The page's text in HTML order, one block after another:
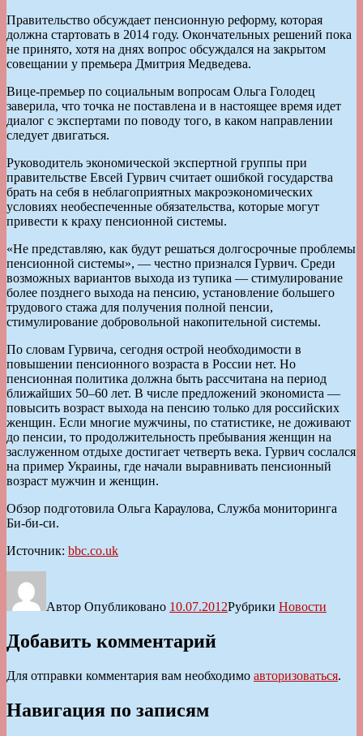
Правительство обсуждает пенсионную реформу, которая
должна стартовать в 2014 году. Окончательных решений пока
не принято, хотя на днях вопрос обсуждался на закрытом
совещании у премьера Дмитрия Медведева.
Вице-премьер по социальным вопросам Ольга Голодец
заверила, что точка не поставлена и в настоящее время идет
диалог с экспертами по поводу того, в каком направлении
следует двигаться.
Руководитель экономической экспертной группы при
правительстве Евсей Гурвич считает ошибкой государства
брать на себя в неблагоприятных макроэкономических
условиях необеспеченные обязательства, которые могут
привести к краху пенсионной системы.
«Не представляю, как будут решаться долгосрочные проблемы
пенсионной системы», — честно признался Гурвич. Среди
возможных вариантов выхода из тупика — стимулирование
более позднего выхода на пенсию, установление большего
трудового стажа для получения полной пенсии,
стимулирование добровольной накопительной системы.
По словам Гурвича, сегодня острой необходимости в
повышении пенсионного возраста в России нет. Но
пенсионная политика должна быть рассчитана на период
ближайших 50–60 лет. В числе предложений экономиста —
повысить возраст выхода на пенсию только для российских
женщин. Если многие мужчины, по статистике, не доживают
до пенсии, то продолжительность пребывания женщин на
заслуженном отдыхе достигает четверть века. Гурвич сослался
на пример Украины, где начали выравнивать пенсионный
возраст мужчин и женщин.
Обзор подготовила Ольга Караулова, Служба мониторинга
Би-би-си.
Источник: bbc.co.uk
Автор Опубликовано 10.07.2012Рубрики Новости
Добавить комментарий
Для отправки комментария вам необходимо авторизоваться.
Навигация по записям